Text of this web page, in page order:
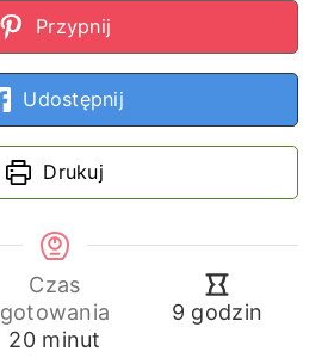
Przypnij
Udostępnij
Drukuj
Czas
gotowania
20minuty
minut
9 godziny
godzin